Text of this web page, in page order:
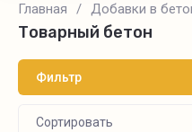
Главная / Добавки в
Товарный бетон
Фильтр
Сортировать